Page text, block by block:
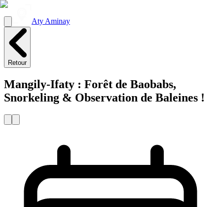
Aty Aminay
Retour
Mangily-Ifaty : Forêt de Baobabs,
Snorkeling & Observation de Baleines !